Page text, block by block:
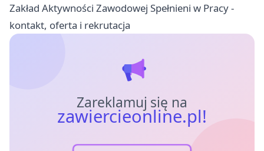
Zakład Aktywności Zawodowej Spełnieni w Pracy -
kontakt, oferta i rekrutacja
Zareklamuj się na
zawiercieonline.pl!